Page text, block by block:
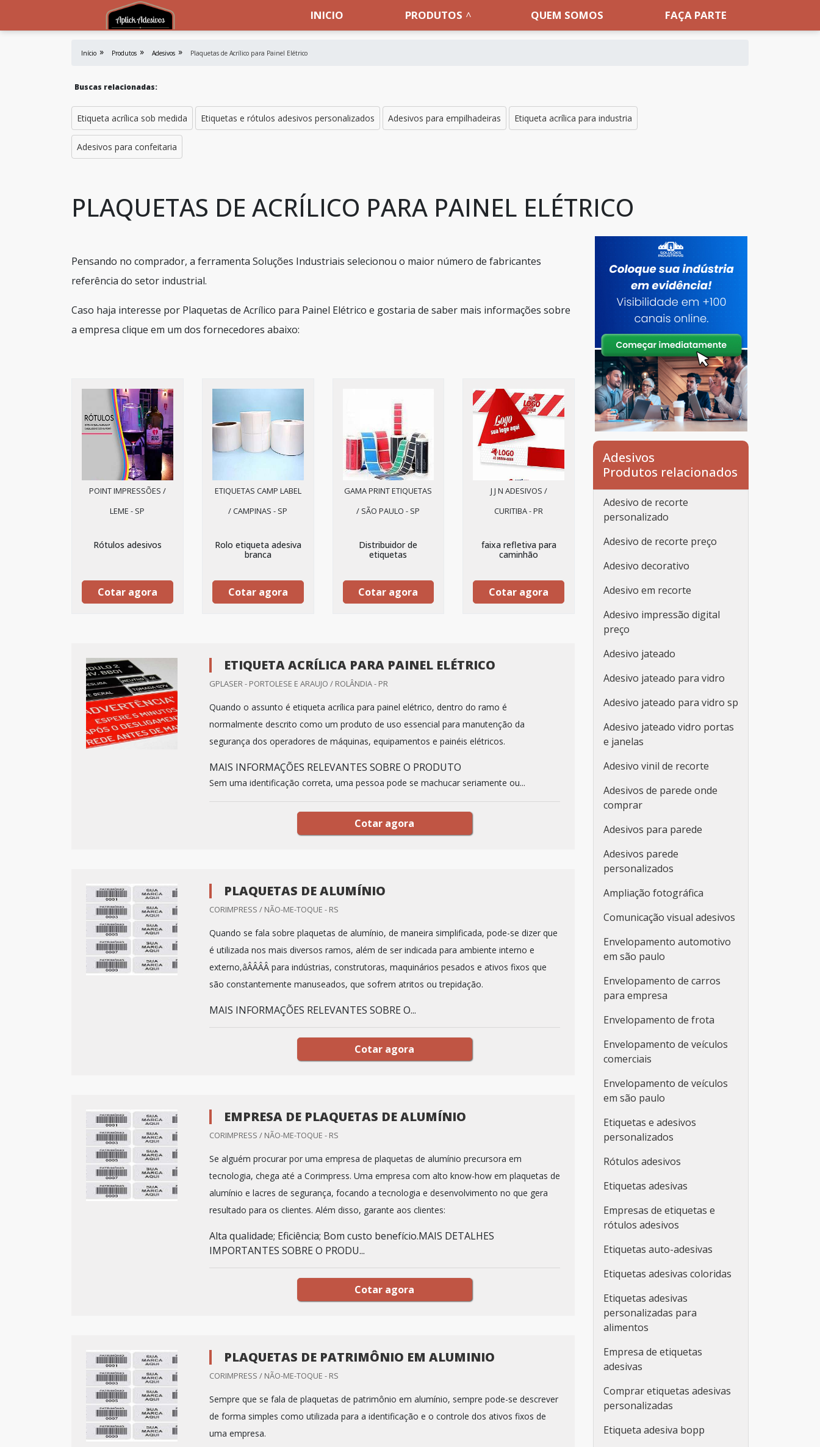
INICIO PRODUTOS QUEM SOMOS FAÇA PARTE
Início Produtos Adesivos Plaquetas de Acrílico para Painel Elétrico
Buscas relacionadas:
Etiqueta acrílica sob medida Etiquetas e rótulos adesivos personalizados Adesivos para empilhadeiras Etiqueta acrílica para industria
Adesivos para confeitaria
PLAQUETAS DE ACRÍLICO PARA PAINEL ELÉTRICO
Pensando no comprador, a ferramenta Soluções Industriais selecionou o maior número de fabricantes
referência do setor industrial.
Caso haja interesse por Plaquetas de Acrílico para Painel Elétrico e gostaria de saber mais informações sobre
a empresa clique em um dos fornecedores abaixo:
POINT IMPRESSÕES /
LEME - SP
Rótulos adesivos
Cotar agora
ETIQUETAS CAMP LABEL
/ CAMPINAS - SP
Rolo etiqueta adesiva
branca
Cotar agora
GAMA PRINT ETIQUETAS
/ SÃO PAULO - SP
Distribuidor de
etiquetas
Cotar agora
J J N ADESIVOS /
CURITIBA - PR
faixa refletiva para
caminhão
Cotar agora
ETIQUETA ACRÍLICA PARA PAINEL ELÉTRICO
GPLASER - PORTOLESE E ARAUJO / ROLÂNDIA - PR
Quando o assunto é etiqueta acrílica para painel elétrico, dentro do ramo é
normalmente descrito como um produto de uso essencial para manutenção da
segurança dos operadores de máquinas, equipamentos e painéis elétricos.
MAIS INFORMAÇÕES RELEVANTES SOBRE O PRODUTO
Sem uma identificação correta, uma pessoa pode se machucar seriamente ou...
Cotar agora
PLAQUETAS DE ALUMÍNIO
CORIMPRESS / NÃO-ME-TOQUE - RS
Quando se fala sobre plaquetas de alumínio, de maneira simplificada, pode-se dizer que
é utilizada nos mais diversos ramos, além de ser indicada para ambiente interno e
externo,âÂÂÂÂ para indústrias, construtoras, maquinários pesados e ativos fixos que
são constantemente manuseados, que sofrem atritos ou trepidação.
MAIS INFORMAÇÕES RELEVANTES SOBRE O...
Cotar agora
EMPRESA DE PLAQUETAS DE ALUMÍNIO
CORIMPRESS / NÃO-ME-TOQUE - RS
Se alguém procurar por uma empresa de plaquetas de alumínio precursora em
tecnologia, chega até a Corimpress. Uma empresa com alto know-how em plaquetas de
alumínio e lacres de segurança, focando a tecnologia e desenvolvimento no que gera
resultado para os clientes. Além disso, garante aos clientes:
Alta qualidade; Eficiência; Bom custo benefício.MAIS DETALHES
IMPORTANTES SOBRE O PRODU...
Cotar agora
PLAQUETAS DE PATRIMÔNIO EM ALUMINIO
CORIMPRESS / NÃO-ME-TOQUE - RS
Sempre que se fala de plaquetas de patrimônio em alumínio, sempre pode-se descrever
de forma simples como utilizada para a identificação e o controle dos ativos fixos de
uma empresa.
Adesivos
Produtos relacionados
Adesivo de recorte
personalizado
Adesivo de recorte preço
Adesivo decorativo
Adesivo em recorte
Adesivo impressão digital
preço
Adesivo jateado
Adesivo jateado para vidro
Adesivo jateado para vidro sp
Adesivo jateado vidro portas
e janelas
Adesivo vinil de recorte
Adesivos de parede onde
comprar
Adesivos para parede
Adesivos parede
personalizados
Ampliação fotográfica
Comunicação visual adesivos
Envelopamento automotivo
em são paulo
Envelopamento de carros
para empresa
Envelopamento de frota
Envelopamento de veículos
comerciais
Envelopamento de veículos
em são paulo
Etiquetas e adesivos
personalizados
Rótulos adesivos
Etiquetas adesivas
Empresas de etiquetas e
rótulos adesivos
Etiquetas auto-adesivas
Etiquetas adesivas coloridas
Etiquetas adesivas
personalizadas para
alimentos
Empresa de etiquetas
adesivas
Comprar etiquetas adesivas
personalizadas
Etiqueta adesiva bopp